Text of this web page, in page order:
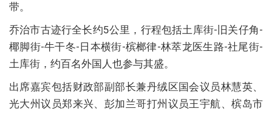
带。
乔治市古迹行全长约5公里，行程包括土库街-旧关仔角-
椰脚街-牛干冬-日本横街-槟榔律-林萃龙医生路-社尾街-
土库街，约百名外国人也参与其盛。
出席嘉宾包括财政部副部长兼丹绒区国会议员林慧英、
光大州议员郑来兴、彭加兰哥打州议员王宇航、槟岛市